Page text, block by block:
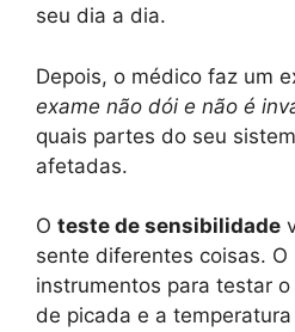
seu dia a dia.
Depois, o médico faz um
exame não dói e não é
quais partes do seu
afetadas.
O teste de sensibilidade
sente diferentes coisas. O
instrumentos para testar
de picada e a